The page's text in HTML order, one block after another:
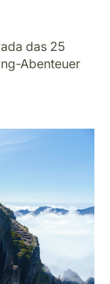
das 25
Abenteuer